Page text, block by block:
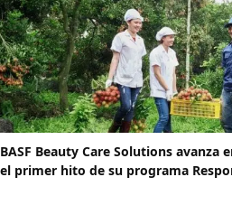
BASF Beauty Care Solutions avanza
el primer hito de su programa